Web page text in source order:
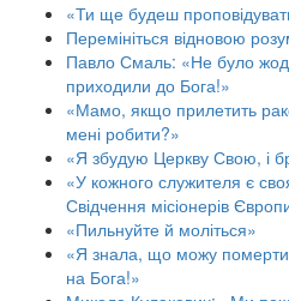
«Ти ще будеш
Перемініться відновою
Павло Смаль: «Не було
приходили до Бога!»
«Мамо, якщо прилетить
мені робити?»
«Я збудую Церкву Свою, і
«У кожного служителя є
Свідчення місіонерів
«Пильнуйте й моліться»
«Я знала, що можу
на Бога!»